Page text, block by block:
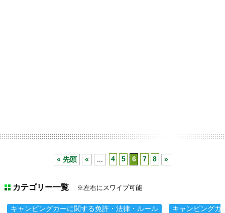
« 先頭 « 4 5 6 7 8 »
カテゴリー一覧 ※左右にスワイプ可能
キャンピングカーに関する免許・法律・ルール キャンピングカ